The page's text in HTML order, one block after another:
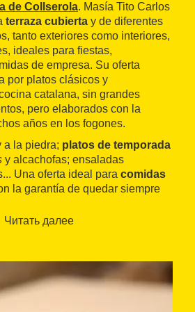
de Collserola. Masía Tito Carlos
terraza cubierta y de diferentes
tanto exteriores como interiores,
ideales para fiestas,
de empresa. Su oferta
por platos clásicos y
catalana, sin grandes
pero elaborados con la
años en los fogones.
a la piedra; platos de temporada
y alcachofas; ensaladas
Una oferta ideal para comidas
la garantía de quedar siempre
Читать далее